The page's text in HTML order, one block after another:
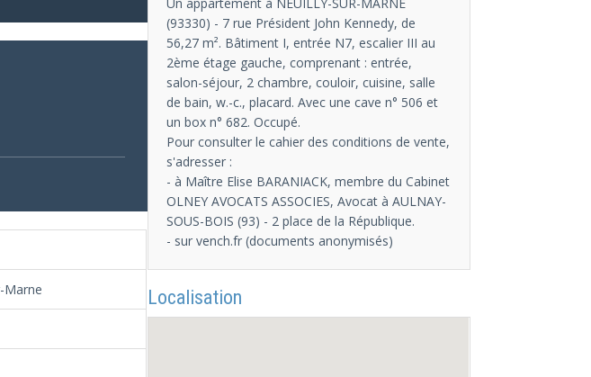
Marne
(93330) - 7 rue Président John Kennedy, de
56,27 m². Bâtiment I, entrée N7, escalier III au
2ème étage gauche, comprenant : entrée,
salon-séjour, 2 chambre, couloir, cuisine, salle
de bain, w.-c., placard. Avec une cave n° 506 et
un box n° 682. Occupé.
Pour consulter le cahier des conditions de vente,
s'adresser :
- à Maître Elise BARANIACK, membre du Cabinet
OLNEY AVOCATS ASSOCIES, Avocat à AULNAY-
SOUS-BOIS (93) - 2 place de la République.
- sur vench.fr (documents anonymisés)
Localisation